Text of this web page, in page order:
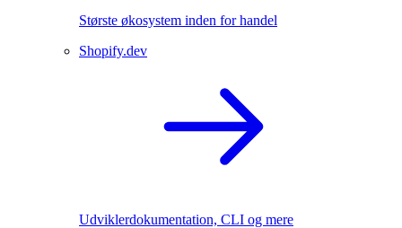
Største økosystem inden for handel
Shopify.dev
Udviklerdokumentation, CLI og mere